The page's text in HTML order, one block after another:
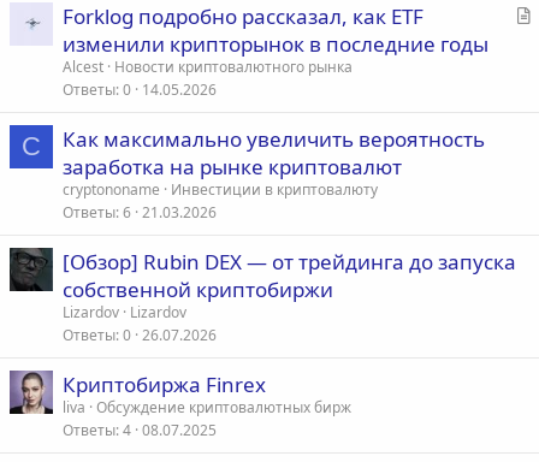
С
Forklog подробно рассказал, как ETF
изменили крипторынок в последние годы
Alcest Новости криптовалютного рынка
Ответы 0 14.05.2026
C
Как максимально увеличить вероятность
заработка на рынке криптовалют
cryptononame
Инвестиции в криптовалюту
Ответы 6 21.03.2026
[Обзор] Rubin DEX — от трейдинга до запуска
собственной криптобиржи
Lizardov Lizardov
Ответы 0 26.07.2026
Криптобиржа Finrex
liva Обсуждение криптовалютных бирж
Ответы 4 08.07.2025